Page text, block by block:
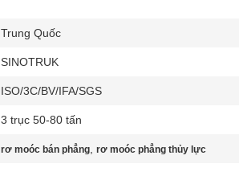
Trung Quốc
SINOTRUK
ISO/3C/BV/IFA/SGS
3 trục 50-80 tấn
rơ moóc bán phẳng,rơ moóc phẳng thủy lực